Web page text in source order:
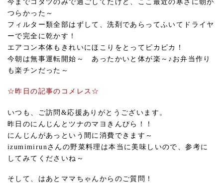
今までコタツのみで過ごしてたけど、ここ最近の寒さに朝が
つらかった～
フィルター類全部はずして、洗剤であらってふいてドライヤ
ーで完全に乾かす！
エアコン本体もきれいにほこりをとってピカピカ！
今朝は無事運転開始～ あったかいと体が楽～♪お弁当作り
も楽チンだった～
☆昨日の記事のコメレス☆
いつも、ご訪問&応援ありがとうございます。
昨日のにんじんとツナのマヨきんぴら！！
にんじんがあっという間に消費できます～
izumimirunさんの野菜料理は本当に美味しいので、参考に
してみてくださいね～
そして、はあとママちゃんからのご質問！